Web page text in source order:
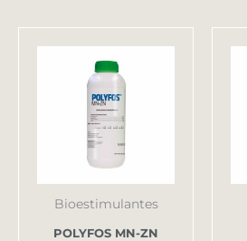
Bioestimulantes
POLYFOS MN-ZN